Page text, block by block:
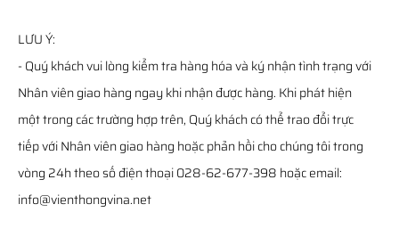
LƯU Ý:
- Quý khách vui lòng kiểm tra hàng hóa và ký nhận tình trạng với
Nhân viên giao hàng ngay khi nhận được hàng. Khi phát hiện
một trong các trường hợp trên, Quý khách có thể trao đổi trực
tiếp với Nhân viên giao hàng hoặc phản hồi cho chúng tôi trong
vòng 24h theo số điện thoại 028-62-677-398 hoặc email:
info@vienthongvina.net